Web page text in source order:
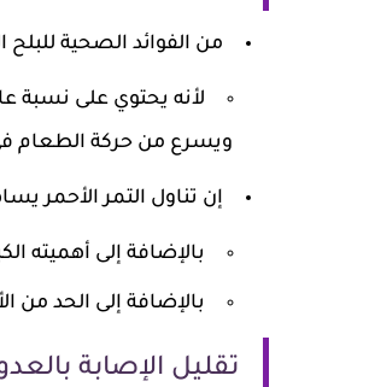
من الفوائد الصحية
لأنه يحتوي على نسبة
ويسرع من حركة الطعام
إن تناول التمر الأحمر
بالإضافة إلى أهميته
بالإضافة إلى الحد من
تقليل الإصابة